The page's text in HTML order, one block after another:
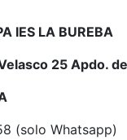
IES LA BUREBA
25 Apdo.
658 (solo